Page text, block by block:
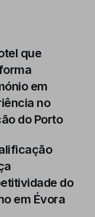
que
em
no
do Porto
do
em Évora